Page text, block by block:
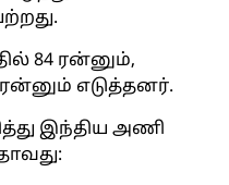
84 ரன்னும்,
ரன்னும் எடுத்தனர்.
இந்திய அணி